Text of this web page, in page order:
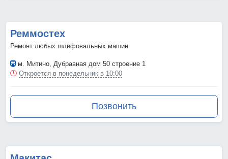
Реммостех
Ремонт любых шлифовальных машин
м. Митино, Дубравная дом 50 строение 1
Откроется в понедельник в 10:00
Позвонить